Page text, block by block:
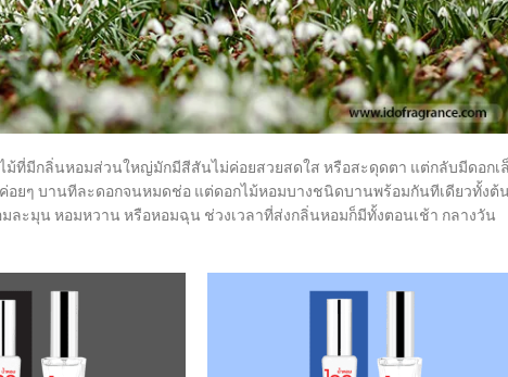
ม้ที่มีกลิ่นหอมส่วนใหญ่มักมีสีสันไม่ค่อยสวยสดใส หรือสะดุดตา แต่กลับมีดอกเ
ยๆ บานทีละดอกจนหมดช่อ แต่ดอกไม้หอมบางชนิดบานพร้อมกันทีเดียวทั้งต้
ะมุน หอมหวาน หรือหอมฉุน ช่วงเวลาที่ส่งกลิ่นหอมก็มีทั้งตอนเช้า กลางวัน